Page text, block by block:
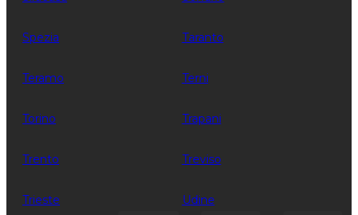
Spezia Taranto
Teramo Terni
Torino Trapani
Trento Treviso
Trieste Udine